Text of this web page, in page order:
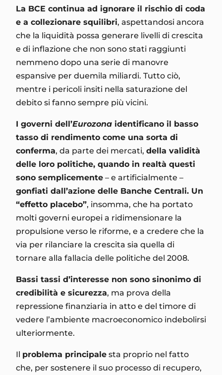
La BCE continua ad ignorare il rischio di coda
e a collezionare squilibri, aspettandosi ancora
che la liquidità possa generare livelli di crescita
e di inflazione che non sono stati raggiunti
nemmeno dopo una serie di manovre
espansive per duemila miliardi. Tutto ciò,
mentre i pericoli insiti nella saturazione del
debito si fanno sempre più vicini.
I governi dell’Eurozona identificano il basso
tasso di rendimento come una sorta di
conferma, da parte dei mercati, della validità
delle loro politiche, quando in realtà questi
sono semplicemente – e artificialmente –
gonfiati dall’azione delle Banche Centrali. Un
“effetto placebo”, insomma, che ha portato
molti governi europei a ridimensionare la
propulsione verso le riforme, e a credere che la
via per rilanciare la crescita sia quella di
tornare alla fallacia delle politiche del 2008.
Bassi tassi d’interesse non sono sinonimo di
credibilità e sicurezza, ma prova della
repressione finanziaria in atto e del timore di
vedere l’ambiente macroeconomico indebolirsi
ulteriormente.
Il problema principale sta proprio nel fatto
che, per sostenere il suo processo di recupero,